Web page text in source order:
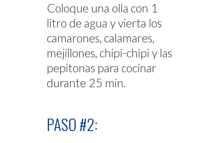
Coloque una olla con 1
litro de agua y vierta los
camarones, calamares,
mejillones, chipi-chipi y las
pepitonas para cocinar
durante 25 min.
PASO #2: